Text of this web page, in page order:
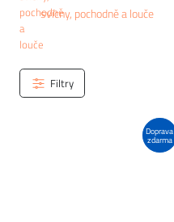
svícny, pochodně a louče
Filtry
Doprava
zdarma